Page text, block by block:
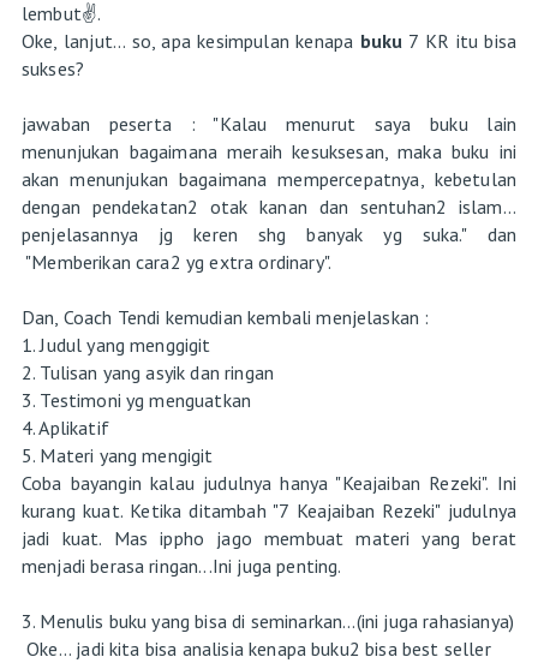
lembut✌.
Oke, lanjut... so, apa kesimpulan kenapa buku 7 KR itu bisa
sukses?
jawaban peserta : "Kalau menurut saya buku lain
menunjukan bagaimana meraih kesuksesan, maka buku ini
akan menunjukan bagaimana mempercepatnya, kebetulan
dengan pendekatan2 otak kanan dan sentuhan2 islam...
penjelasannya jg keren shg banyak yg suka." dan
"Memberikan cara2 yg extra ordinary".
Dan, Coach Tendi kemudian kembali menjelaskan :
1. Judul yang menggigit
2. Tulisan yang asyik dan ringan
3. Testimoni yg menguatkan
4. Aplikatif
5. Materi yang mengigit
Coba bayangin kalau judulnya hanya "Keajaiban Rezeki". Ini
kurang kuat. Ketika ditambah "7 Keajaiban Rezeki" judulnya
jadi kuat. Mas ippho jago membuat materi yang berat
menjadi berasa ringan...Ini juga penting.
3. Menulis buku yang bisa di seminarkan...(ini juga rahasianya)
Oke... jadi kita bisa analisia kenapa buku2 bisa best seller